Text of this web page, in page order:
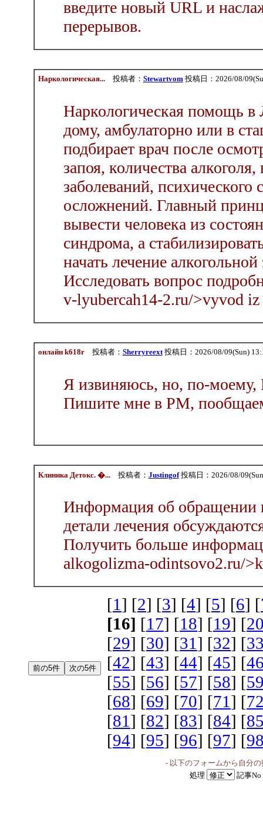
введите новый URL и
перерывов.
Наркологическая...投稿者： Stewartvom 投稿日：2026/08/
Наркологическая помощь
дому, амбулаторно или в
подбирает врач после
запоя, количества
заболеваний,
осложнений. Главный
вывести человека из
синдрома, а
начать лечение
Исследовать вопрос
v-lyubercah14-2.ru/>vyvod
онлайн k618r投稿者： Sherryreext投稿日：2026/08/09(Sun)
Я извиняюсь, но, по-моему,
Пишите мне в PM,
Клиника Детокс. �...投稿者： Justingof投稿日：2026/08/
Информация об обращении
детали лечения
Получить больше
alkogolizma-odintsovo2.ru/
[1 ] [2] [3] [4] [5] [6] [
[16] [17] [18] [19] [
[29] [30] [31 ] [32] [
[42] [43] [44] [45] [
[55] [56] [57] [58] [
[68] [69] [70] [71 ] [
[81 ] [82] [83] [84] [
[94] [95] [96] [97] [
- 以下のフォームから自分
処理
記事No